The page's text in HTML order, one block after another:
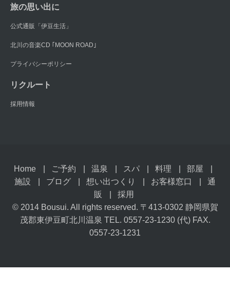
旅の思い出に
公式通販「伊豆生活」
北川の音楽CD ｢MOON ROAD｣
プライバシーポリシー
リクルート
採用情報
Home ご予約 温泉 スパ 料理
部屋
施設
ブログ 想い出つくり お客様窓口
通
販
採用
© 2014 Bousui. All rights reserved. 〒413-0302 静岡県賀
茂郡東伊豆町北川温泉 TEL. 0557-23-1230 (代) FAX.
0557-23-1231